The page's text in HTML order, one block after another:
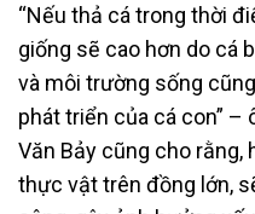
“Nếu thả cá trong thời
giống sẽ cao hơn do cá
và môi trường sống
phát triển của cá con” –
Văn Bảy cũng cho rằng,
thực vật trên đồng lớn,